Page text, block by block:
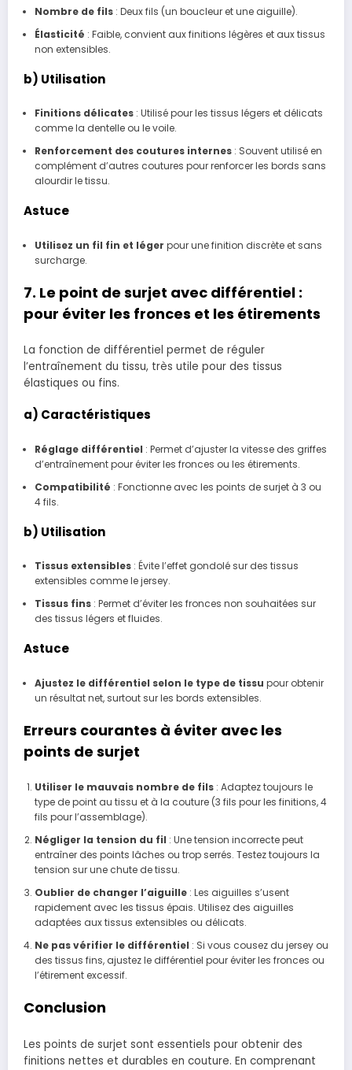
Nombre de fils: Deux fils (un boucleur et une aiguille).
Élasticité : Faible, convient aux finitions légères et aux tissus
non extensibles.
b) Utilisation
Finitions délicates: Utilisé pour les tissus légers et délicats
comme la dentelle ou le voile.
Renforcement des coutures internes: Souvent utilisé en
complément d’autres coutures pour renforcer les bords sans
alourdir le tissu.
Astuce
Utilisez un fil fin et léger pour une finition discrète et sans
surcharge.
7. Le point de surjet avec différentiel :
pour éviter les fronces et les étirements
La fonction de différentiel permet de réguler
l’entraînement du tissu, très utile pour des tissus
élastiques ou fins.
a) Caractéristiques
Réglage différentiel : Permet d’ajuster la vitesse des griffes
d’entraînement pour éviter les fronces ou les étirements.
Compatibilité : Fonctionne avec les points de surjet à 3 ou
4 fils.
b) Utilisation
Tissus extensibles: Évite l’effet gondolé sur des tissus
extensibles comme le jersey.
Tissus fins: Permet d’éviter les fronces non souhaitées sur
des tissus légers et fluides.
Astuce
Ajustez le différentiel selon le type de tissu pour obtenir
un résultat net, surtout sur les bords extensibles.
Erreurs courantes à éviter avec les
points de surjet
Utiliser le mauvais nombre de fils: Adaptez toujours le
type de point au tissu et à la couture (3 fils pour les finitions, 4
fils pour l’assemblage).
Négliger la tension du fil : Une tension incorrecte peut
entraîner des points lâches ou trop serrés. Testez toujours la
tension sur une chute de tissu.
Oublier de changer l’aiguille: Les aiguilles s’usent
rapidement avec les tissus épais. Utilisez des aiguilles
adaptées aux tissus extensibles ou délicats.
Ne pas vérifier le différentiel : Si vous cousez du jersey ou
des tissus fins, ajustez le différentiel pour éviter les fronces ou
l’étirement excessif.
Conclusion
Les points de surjet sont essentiels pour obtenir des
finitions nettes et durables en couture. En comprenant